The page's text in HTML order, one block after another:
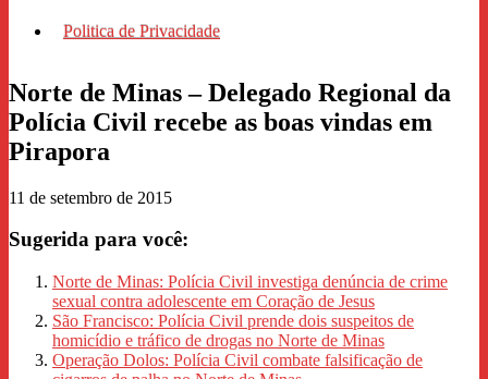
Politica de Privacidade
Norte de Minas – Delegado Regional da
Polícia Civil recebe as boas vindas em
Pirapora
11 de setembro de 2015
Sugerida para você:
Norte de Minas: Polícia Civil investiga denúncia de crime
sexual contra adolescente em Coração de Jesus
São Francisco: Polícia Civil prende dois suspeitos de
homicídio e tráfico de drogas no Norte de Minas
Operação Dolos: Polícia Civil combate falsificação de